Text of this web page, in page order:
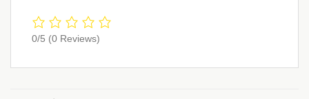
0/5 (0 Reviews)